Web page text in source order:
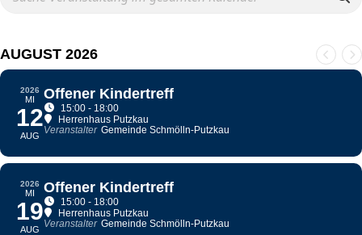
AUGUST 2026
2026
MI
12
AUG
Offener Kindertreff
15:00 - 18:00
Herrenhaus Putzkau
Veranstalter Gemeinde Schmölln-Putzkau
2026
MI
19
AUG
Offener Kindertreff
15:00 - 18:00
Herrenhaus Putzkau
Veranstalter Gemeinde Schmölln-Putzkau